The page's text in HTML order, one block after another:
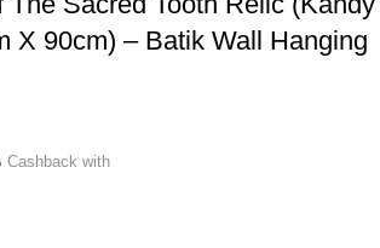
X 90cm) – Batik Wall Hanging
Cashback with